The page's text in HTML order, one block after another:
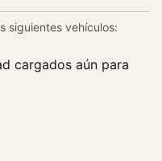
siguientes vehículos:
cargados aún para